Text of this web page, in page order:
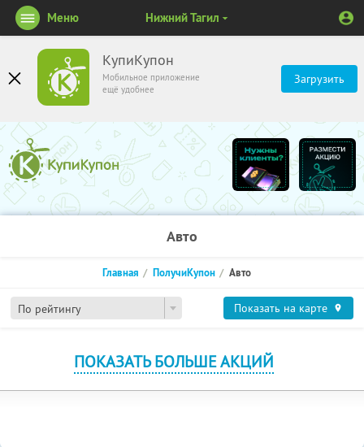
КупиКупон
Мобильное приложение
ещё удобнее
Загрузить
Меню Нижний Тагил
Авто
По рейтингу
Главная ПолучиКупон Авто
Показать на карте
ПОКАЗАТЬ БОЛЬШЕ АКЦИЙ